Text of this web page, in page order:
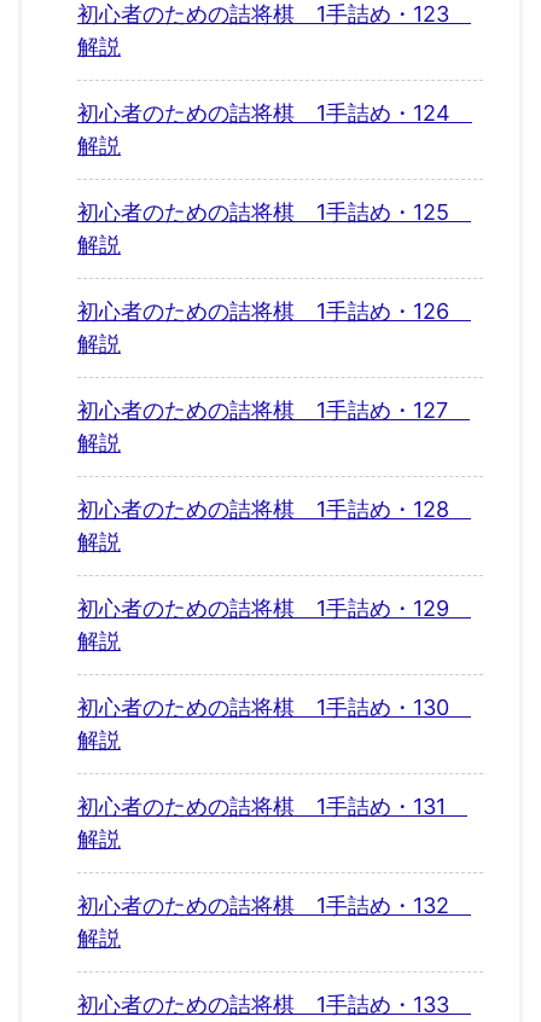
初心者のための詰将棋 1手詰め・123
解説
初心者のための詰将棋 1手詰め・124
解説
初心者のための詰将棋 1手詰め・125
解説
初心者のための詰将棋 1手詰め・126
解説
初心者のための詰将棋 1手詰め・127
解説
初心者のための詰将棋 1手詰め・128
解説
初心者のための詰将棋 1手詰め・129
解説
初心者のための詰将棋 1手詰め・130
解説
初心者のための詰将棋 1手詰め・131
解説
初心者のための詰将棋 1手詰め・132
解説
初心者のための詰将棋 1手詰め・133